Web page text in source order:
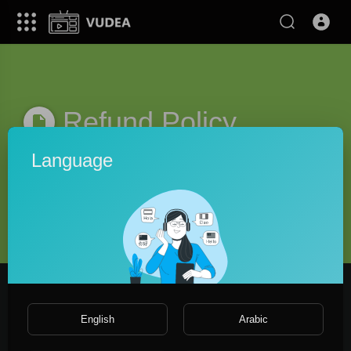
Refund Policy
Lorem ipsum dolor sit amet, consectetur adipisicing elit, sed do
eiusmod tempor incididunt ut labore et dolore magna aliqua.
Ut enim ad minim veniam, quis nostrud exercitation ullamco
laboris nisi ut aliquip ex ea commodo consequat. Duis aute
eu fugiat nulla pariatur. Excepteur sint occaecat cupidatat non
proident, sunt in culpa qui officia deserunt mollit anim id est
Language
English Arabic